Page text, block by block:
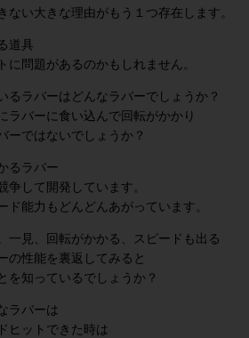
ない大きな理由がもう１つ存在します。
道具
に問題があるのかもしれません。
るラバーはどんなラバーでしょうか？
ラバーに食い込んで回転がかかり
ーではないでしょうか？
るラバー
争して開発しています。
能力もどんどんあがっています。
一見、回転がかかる、スピードも出る
の性能を裏返してみると
を知っているでしょうか？
ラバーは
ヒットできた時は